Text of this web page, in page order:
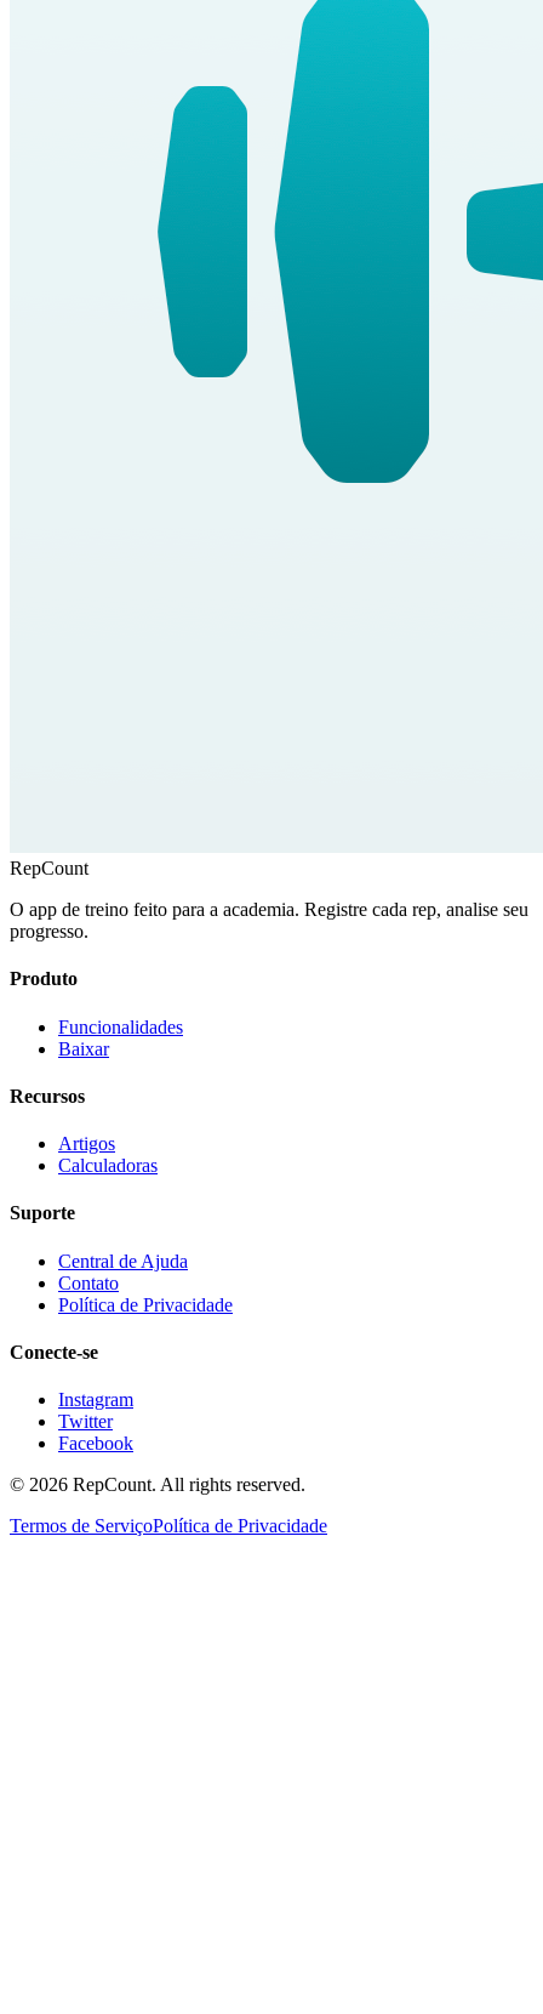
RepCount
O app de treino feito para a academia. Registre cada rep, analise seu
progresso.
Produto
Funcionalidades
Baixar
Recursos
Artigos
Calculadoras
Suporte
Central de Ajuda
Contato
Política de Privacidade
Conecte-se
Instagram
Twitter
Facebook
© 2026 RepCount. All rights reserved.
Termos de ServiçoPolítica de Privacidade